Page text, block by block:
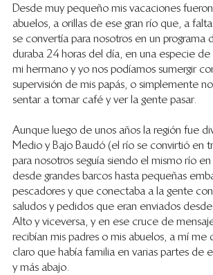
Desde muy pequeño mis vacaciones
abuelos, a orillas de ese gran río que, a
se convertía para nosotros en un programa
duraba 24 horas del día, en una especie
mi hermano y yo nos podíamos sumergir
supervisión de mis papás, o simplemente
sentar a tomar café y ver la gente pasar.
Aunque luego de unos años la región fue
Medio y Bajo Baudó (el río se convirtió en
para nosotros seguía siendo el mismo río
desde grandes barcos hasta pequeñas
pescadores y que conectaba a la gente
saludos y pedidos que eran enviados
Alto y viceversa, y en ese cruce de
recibían mis padres o mis abuelos, a mí me
claro que había familia en varias partes de
y más abajo.